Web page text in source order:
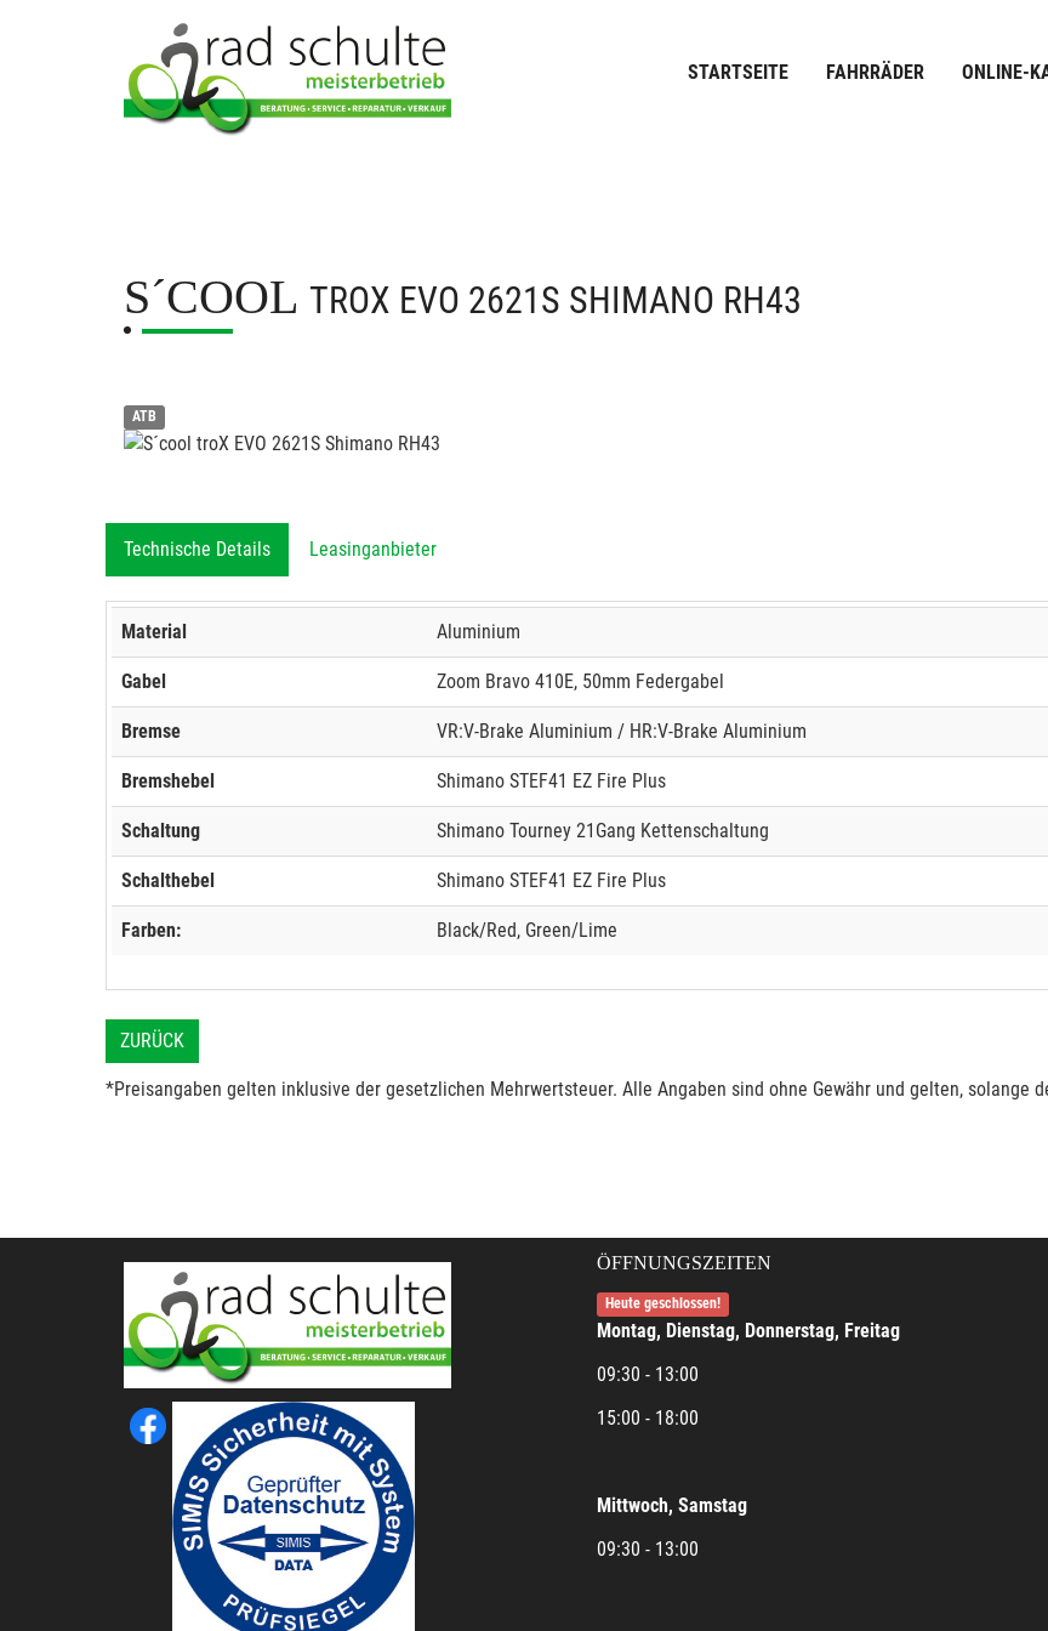
STARTSEITE FAHRRÄDER ONLINE-
S´COOL TROX EVO 2621S SHIMANO RH43
ATB
Technische Details Leasinganbieter
Material Aluminium
Gabel Zoom Bravo 410E, 50mm Federgabel
Bremse VR:V-Brake Aluminium / HR:V-Brake Aluminium
Bremshebel Shimano STEF41 EZ Fire Plus
Schaltung Shimano Tourney 21Gang Kettenschaltung
Schalthebel Shimano STEF41 EZ Fire Plus
Farben: Black/Red, Green/Lime
ZURÜCK
*Preisangaben gelten inklusive der gesetzlichen Mehrwertsteuer. Alle Angaben sind ohne Gewähr und gelten, solange
ÖFFNUNGSZEITEN
Heute geschlossen!
Montag, Dienstag, Donnerstag, Freitag
09:30 - 13:00
15:00 - 18:00
Mittwoch, Samstag
09:30 - 13:00